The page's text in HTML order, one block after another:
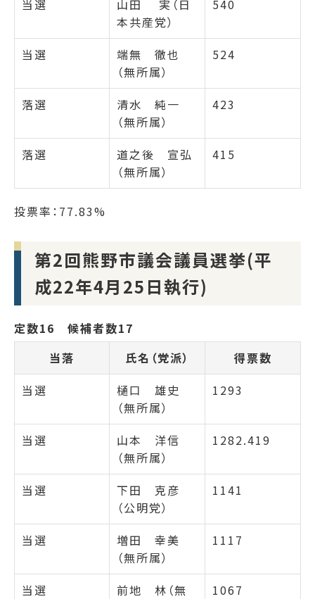
当選
山田 実（日
本共産党）
540
当選
端無 徹也
（無所属）
524
落選
清水 純一
（無所属）
423
落選
道之後 宣弘
（無所属）
415
投票率：77.83%
第2回熊野市議会議員選挙(平
成22年4月25日執行)
定数16 候補者数17
当落
氏名（党派）
得票数
当選
樋口 雄史
（無所属）
1293
当選
山本 洋信
（無所属）
1282.419
当選
下田 克彦
（公明党）
1141
当選
増田 幸美
（無所属）
1117
当選
前地 林（無
1067